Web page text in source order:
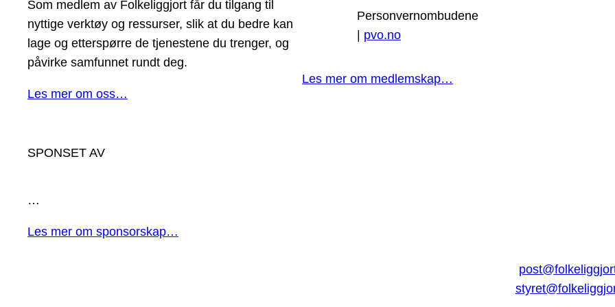
Som medlem av Folkeliggjort får du tilgang til
nyttige verktøy og ressurser, slik at du bedre kan
lage og etterspørre de tjenestene du trenger, og
påvirke samfunnet rundt deg.
Les mer om oss…
Personvernombudene
| pvo.no
Les mer om medlemskap…
SPONSET AV
…
Les mer om sponsorskap…